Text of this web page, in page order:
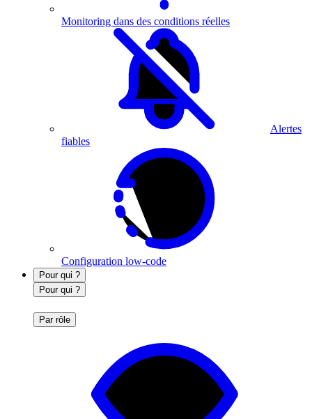
Monitoring dans des conditions réelles
Alertes
fiables
Configuration low-code
Pour qui ?
Pour qui ?
Par rôle